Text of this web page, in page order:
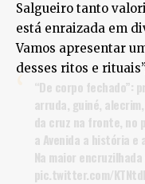
Salgueiro tanto
está enraizada em
Vamos apresentar
desses ritos e
“De corpo fechado”:
arruda, guiné,
da cruz na fronte, no
a Avenida a história
Na maior
pic.twitter.com/